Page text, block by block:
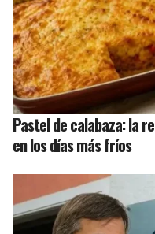
Pastel de calabaza: la
en los días más fríos